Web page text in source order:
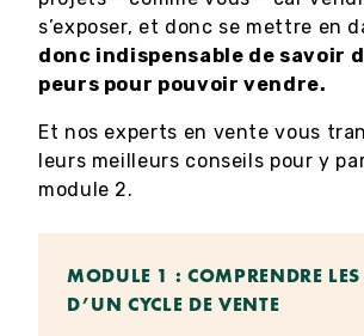
s’exposer, et donc se mettre en
donc indispensable de savoir
peurs pour pouvoir vendre.
Et nos experts en vente vous
leurs meilleurs conseils pour y
module 2.
MODULE 1 : COMPRENDRE LES
D’UN CYCLE DE VENTE